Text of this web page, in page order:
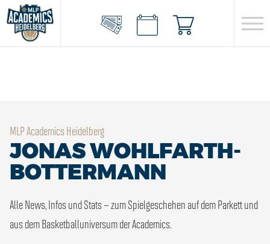
MLP Academics Heidelberg
JONAS WOHLFARTH-
BOTTERMANN
Alle News, Infos und Stats – zum Spielgeschehen auf dem Parkett und
aus dem Basketballuniversum der Academics.